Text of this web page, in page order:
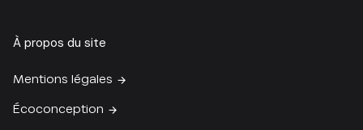
À propos du site
Mentions légales
Écoconception